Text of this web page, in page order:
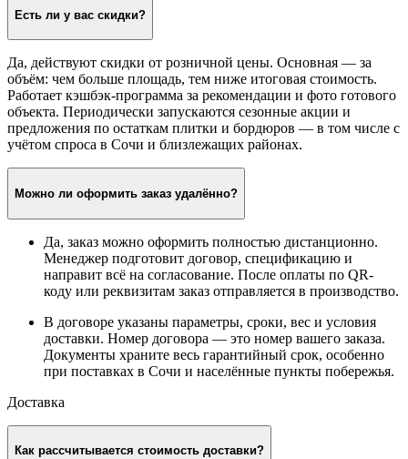
Есть ли у вас скидки?
Да, действуют скидки от розничной цены. Основная — за
объём: чем больше площадь, тем ниже итоговая стоимость.
Работает кэшбэк-программа за рекомендации и фото готового
объекта. Периодически запускаются сезонные акции и
предложения по остаткам плитки и бордюров — в том числе с
учётом спроса в Сочи и близлежащих районах.
Можно ли оформить заказ удалённо?
Да, заказ можно оформить полностью дистанционно.
Менеджер подготовит договор, спецификацию и
направит всё на согласование. После оплаты по QR-
коду или реквизитам заказ отправляется в производство.
В договоре указаны параметры, сроки, вес и условия
доставки. Номер договора — это номер вашего заказа.
Документы храните весь гарантийный срок, особенно
при поставках в Сочи и населённые пункты побережья.
Доставка
Как рассчитывается стоимость доставки?